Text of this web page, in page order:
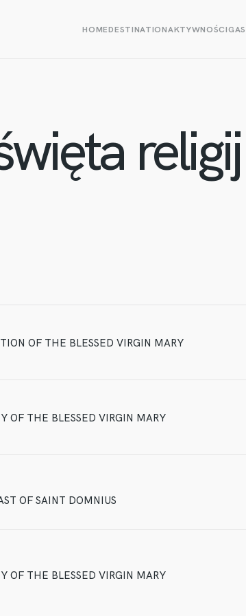
HOMEDESTINATIONAKTYWNOŚCI
OF THE BLESSED VIRGIN MARY
OF THE BLESSED VIRGIN MARY
OF SAINT DOMNIUS
OF THE BLESSED VIRGIN MARY